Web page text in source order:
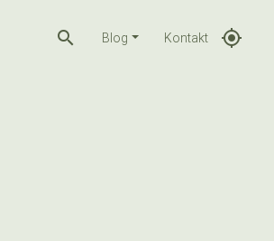
search Blog Kontakt gps_fixed